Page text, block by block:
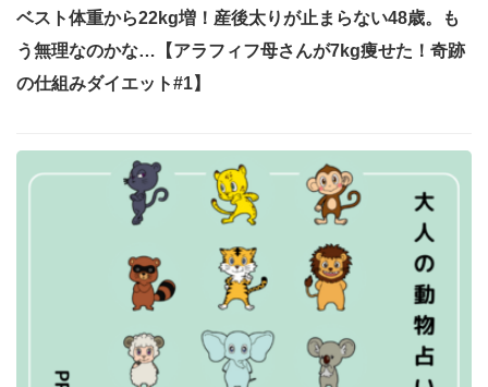
ベスト体重から22kg増！産後太りが止まらない48歳。も
う無理なのかな…【アラフィフ母さんが7kg痩せた！奇跡
の仕組みダイエット#1】